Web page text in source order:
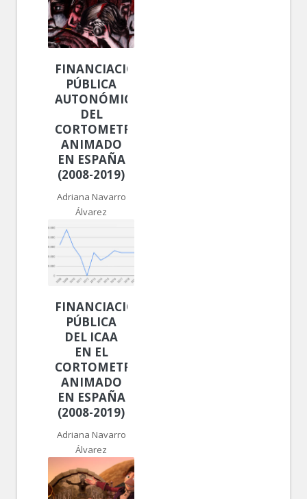
FINANCIACIÓN
PÚBLICA
AUTONÓMICA
DEL
CORTOMETRAJE
ANIMADO
EN ESPAÑA
(2008-2019)
Adriana Navarro
Álvarez
FINANCIACIÓN
PÚBLICA
DEL ICAA
EN EL
CORTOMETRAJE
ANIMADO
EN ESPAÑA
(2008-2019)
Adriana Navarro
Álvarez